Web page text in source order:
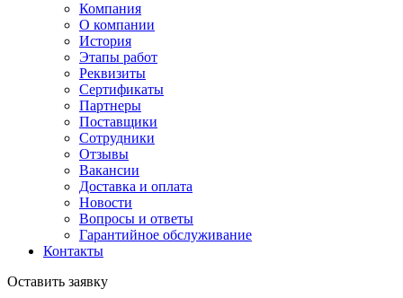
Компания
О компании
История
Этапы работ
Реквизиты
Сертификаты
Партнеры
Поставщики
Сотрудники
Отзывы
Вакансии
Доставка и оплата
Новости
Вопросы и ответы
Гарантийное обслуживание
Контакты
Оставить заявку